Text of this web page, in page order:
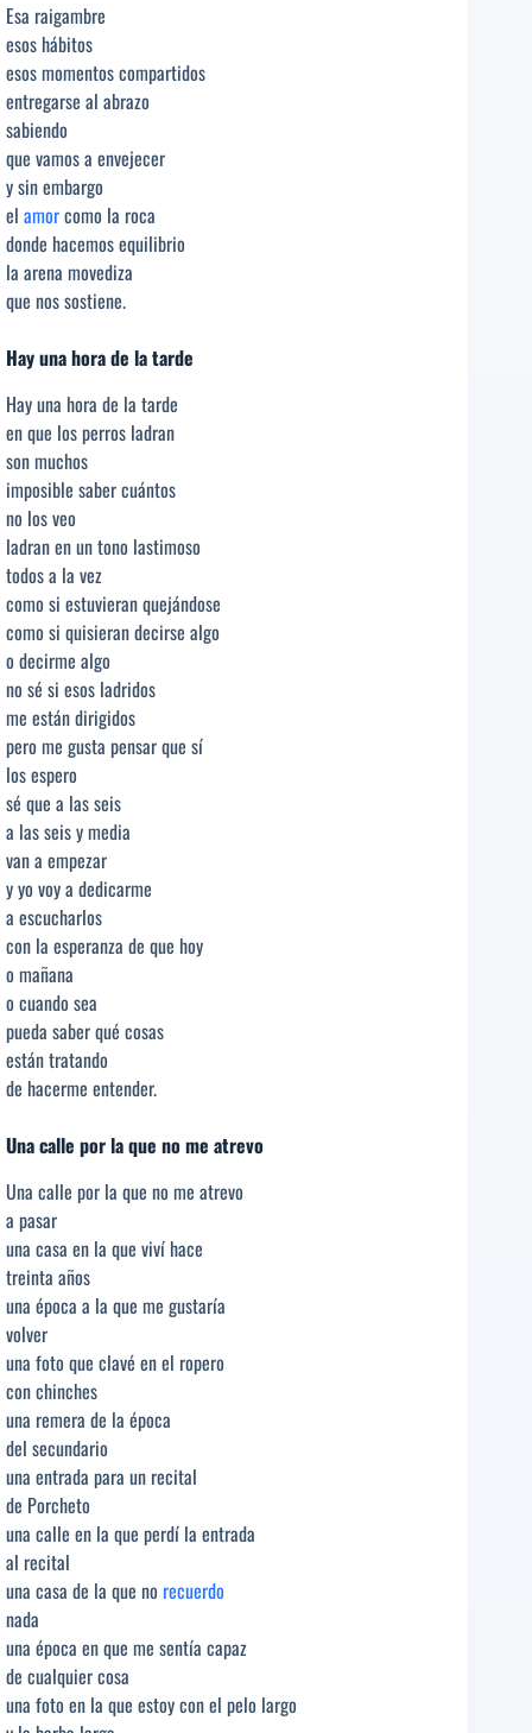
Esa raigambre
esos hábitos
esos momentos compartidos
entregarse al abrazo
sabiendo
que vamos a envejecer
y sin embargo
el amorcomo la roca
donde hacemos equilibrio
la arena movediza
que nos sostiene.
Hay una hora de la tarde
Hay una hora de la tarde
en que los perros ladran
son muchos
imposible saber cuántos
no los veo
ladran en un tono lastimoso
todos a la vez
como si estuvieran quejándose
como si quisieran decirse algo
o decirme algo
no sé si esos ladridos
me están dirigidos
pero me gusta pensar que sí
los espero
sé que a las seis
a las seis y media
van a empezar
y yo voy a dedicarme
a escucharlos
con la esperanza de que hoy
o mañana
o cuando sea
pueda saber qué cosas
están tratando
de hacerme entender.
Una calle por la que no me atrevo
Una calle por la que no me atrevo
a pasar
una casa en la que viví hace
treinta años
una época a la que me gustaría
volver
una foto que clavé en el ropero
con chinches
una remera de la época
del secundario
una entrada para un recital
de Porcheto
una calle en la que perdí la entrada
al recital
una casa de la que no recuerdo
nada
una época en que me sentía capaz
de cualquier cosa
una foto en la que estoy con el pelo largo